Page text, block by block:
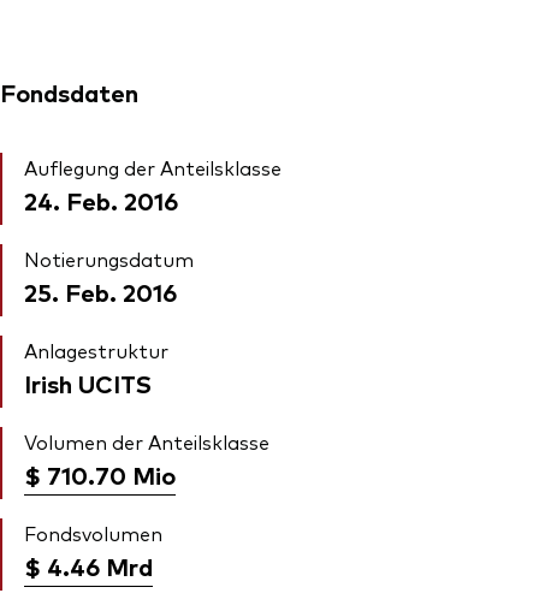
Fondsdaten
Auflegung der Anteilsklasse
24. Feb. 2016
Notierungsdatum
25. Feb. 2016
Anlagestruktur
Irish UCITS
Volumen der Anteilsklasse
$ 710.70 Mio
Fondsvolumen
$ 4.46 Mrd